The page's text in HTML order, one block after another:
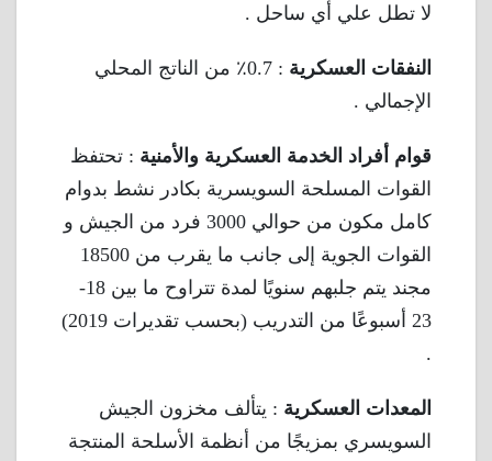
لا تطل علي أي ساحل .
النفقات العسكرية
: 0.7٪ من الناتج المحلي
الإجمالي .
قوام أفراد الخدمة العسكرية والأمنية : تحتفظ
القوات المسلحة السويسرية بكادر نشط بدوام
كامل مكون من حوالي 3000 فرد من الجيش و
القوات الجوية إلى جانب ما يقرب من 18500
مجند يتم جلبهم سنويًا لمدة تتراوح ما بين 18-
23 أسبوعًا من التدريب (بحسب تقديرات 2019)
.
المعدات العسكرية : يتألف مخزون الجيش
السويسري بمزيجًا من أنظمة الأسلحة المنتجة